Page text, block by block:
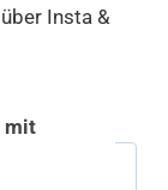
Insta &
mit